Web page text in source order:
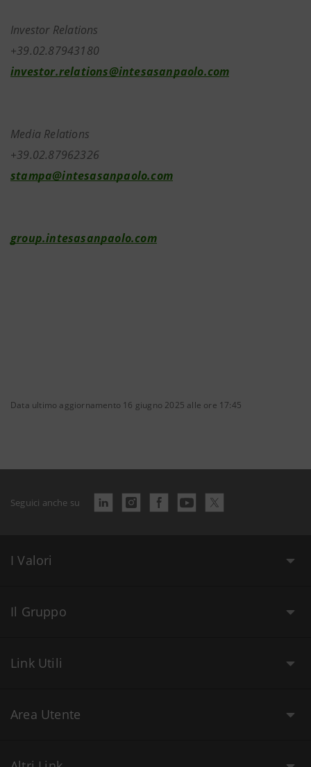
Investor Relations
+39.02.87943180
investor.relations@intesasanpaolo.com
Media Relations
+39.02.87962326
stampa@intesasanpaolo.com
group.intesasanpaolo.com
Data ultimo aggiornamento 16 giugno 2025 alle ore 17:45
Seguici anche su
I Valori
Il Gruppo
Link Utili
Area Utente